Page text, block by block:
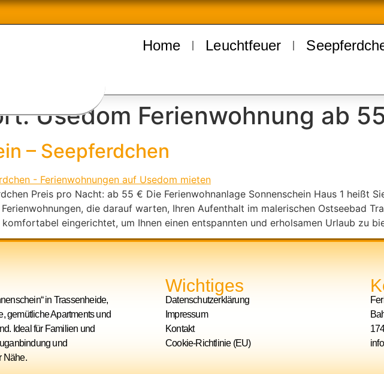
Home Leuchtfeuer
Usedom Ferienwohnung ab
– Seepferdchen
Preis pro Nacht: ab 55 € Die Ferienwohnanlage Sonnenschein Haus 1 heißt
die darauf warten, Ihren Aufenthalt im malerischen Ostseebad
eingerichtet, um Ihnen einen entspannten und erholsamen Urlaub zu
in Trassenheide,
gemütliche Apartments und
Ideal für Familien und
und
Nähe.
Wichtiges
Datenschutzerklärung
Impressum
Kontakt
Cookie-Richtlinie (EU)